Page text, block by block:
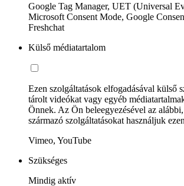
Google Tag Manager, UET (Universal
Microsoft Consent Mode, Google
Freshchat
Külső médiatartalom
Ezen szolgáltatások elfogadásával külső
tárolt videókat vagy egyéb
Önnek. Az Ön beleegyezésével az
származó szolgáltatásokat használjuk
Vimeo, YouTube
Szükséges
Mindig aktív